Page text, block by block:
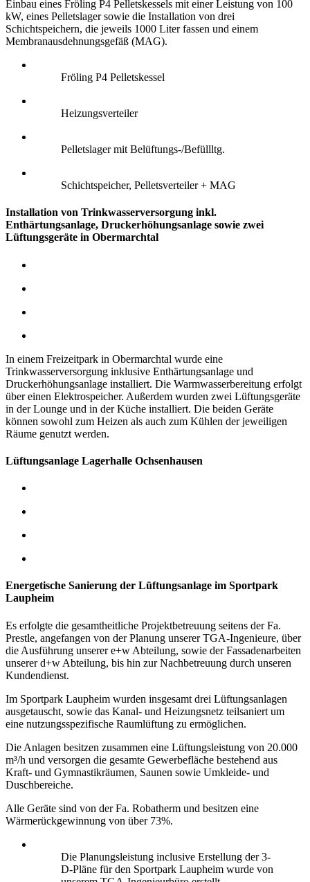
Einbau eines Fröling P4 Pelletskessels mit einer Leistung von 100
kW, eines Pelletslager sowie die Installation von drei
Schichtspeichern, die jeweils 1000 Liter fassen und einem
Membranausdehnungsgefäß (MAG).
Fröling P4 Pelletskessel
Heizungsverteiler
Pelletslager mit Belüftungs-/Befüllltg.
Schichtspeicher, Pelletsverteiler + MAG
Installation von Trinkwasserversorgung inkl.
Enthärtungsanlage, Druckerhöhungsanlage sowie zwei
Lüftungsgeräte in Obermarchtal
In einem Freizeitpark in Obermarchtal wurde eine
Trinkwasserversorgung inklusive Enthärtungsanlage und
Druckerhöhungsanlage installiert. Die Warmwasserbereitung erfolgt
über einen Elektrospeicher. Außerdem wurden zwei Lüftungsgeräte
in der Lounge und in der Küche installiert. Die beiden Geräte
können sowohl zum Heizen als auch zum Kühlen der jeweiligen
Räume genutzt werden.
Lüftungsanlage Lagerhalle Ochsenhausen
Energetische Sanierung der Lüftungsanlage im Sportpark
Laupheim
Es erfolgte die gesamtheitliche Projektbetreuung seitens der Fa.
Prestle, angefangen von der Planung unserer TGA-Ingenieure, über
die Ausführung unserer e+w Abteilung, sowie der Fassadenarbeiten
unserer d+w Abteilung, bis hin zur Nachbetreuung durch unseren
Kundendienst.
Im Sportpark Laupheim wurden insgesamt drei Lüftungsanlagen
ausgetauscht, sowie das Kanal- und Heizungsnetz teilsaniert um
eine nutzungsspezifische Raumlüftung zu ermöglichen.
Die Anlagen besitzen zusammen eine Lüftungsleistung von 20.000
m³/h und versorgen die gesamte Gewerbefläche bestehend aus
Kraft- und Gymnastikräumen, Saunen sowie Umkleide- und
Duschbereiche.
Alle Geräte sind von der Fa. Robatherm und besitzen eine
Wärmerückgewinnung von über 73%.
Die Planungsleistung inclusive Erstellung der 3-
D-Pläne für den Sportpark Laupheim wurde von